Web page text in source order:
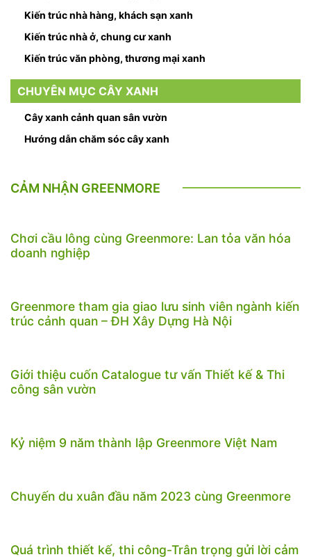
Kiến trúc nhà hàng, khách sạn xanh
Kiến trúc nhà ở, chung cư xanh
Kiến trúc văn phòng, thương mại xanh
CHUYÊN MỤC CÂY XANH
Cây xanh cảnh quan sân vườn
Hướng dẫn chăm sóc cây xanh
CẢM NHẬN GREENMORE
Chơi cầu lông cùng Greenmore: Lan tỏa văn hóa
doanh nghiệp
Greenmore tham gia giao lưu sinh viên ngành kiến
trúc cảnh quan – ĐH Xây Dựng Hà Nội
Giới thiệu cuốn Catalogue tư vấn Thiết kế & Thi
công sân vườn
Kỷ niệm 9 năm thành lập Greenmore Việt Nam
Chuyến du xuân đầu năm 2023 cùng Greenmore
Quá trình thiết kế, thi công-Trân trọng gửi lời cảm